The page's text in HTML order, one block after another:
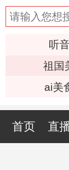
听
祖国
ai美
首页 直